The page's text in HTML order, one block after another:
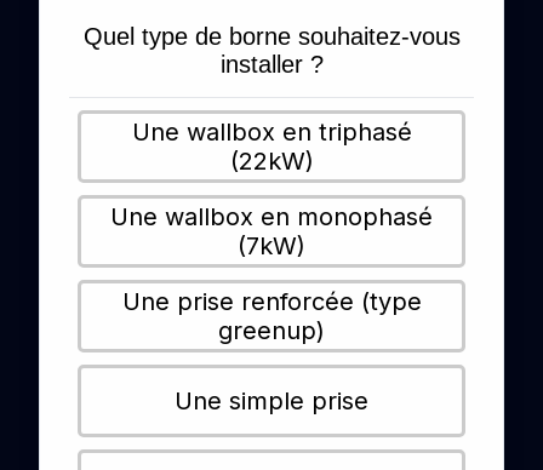
Quel type de borne souhaitez-vous
installer ?
Une wallbox en triphasé
(22kW)
Une wallbox en monophasé
(7kW)
Une prise renforcée (type
greenup)
Une simple prise